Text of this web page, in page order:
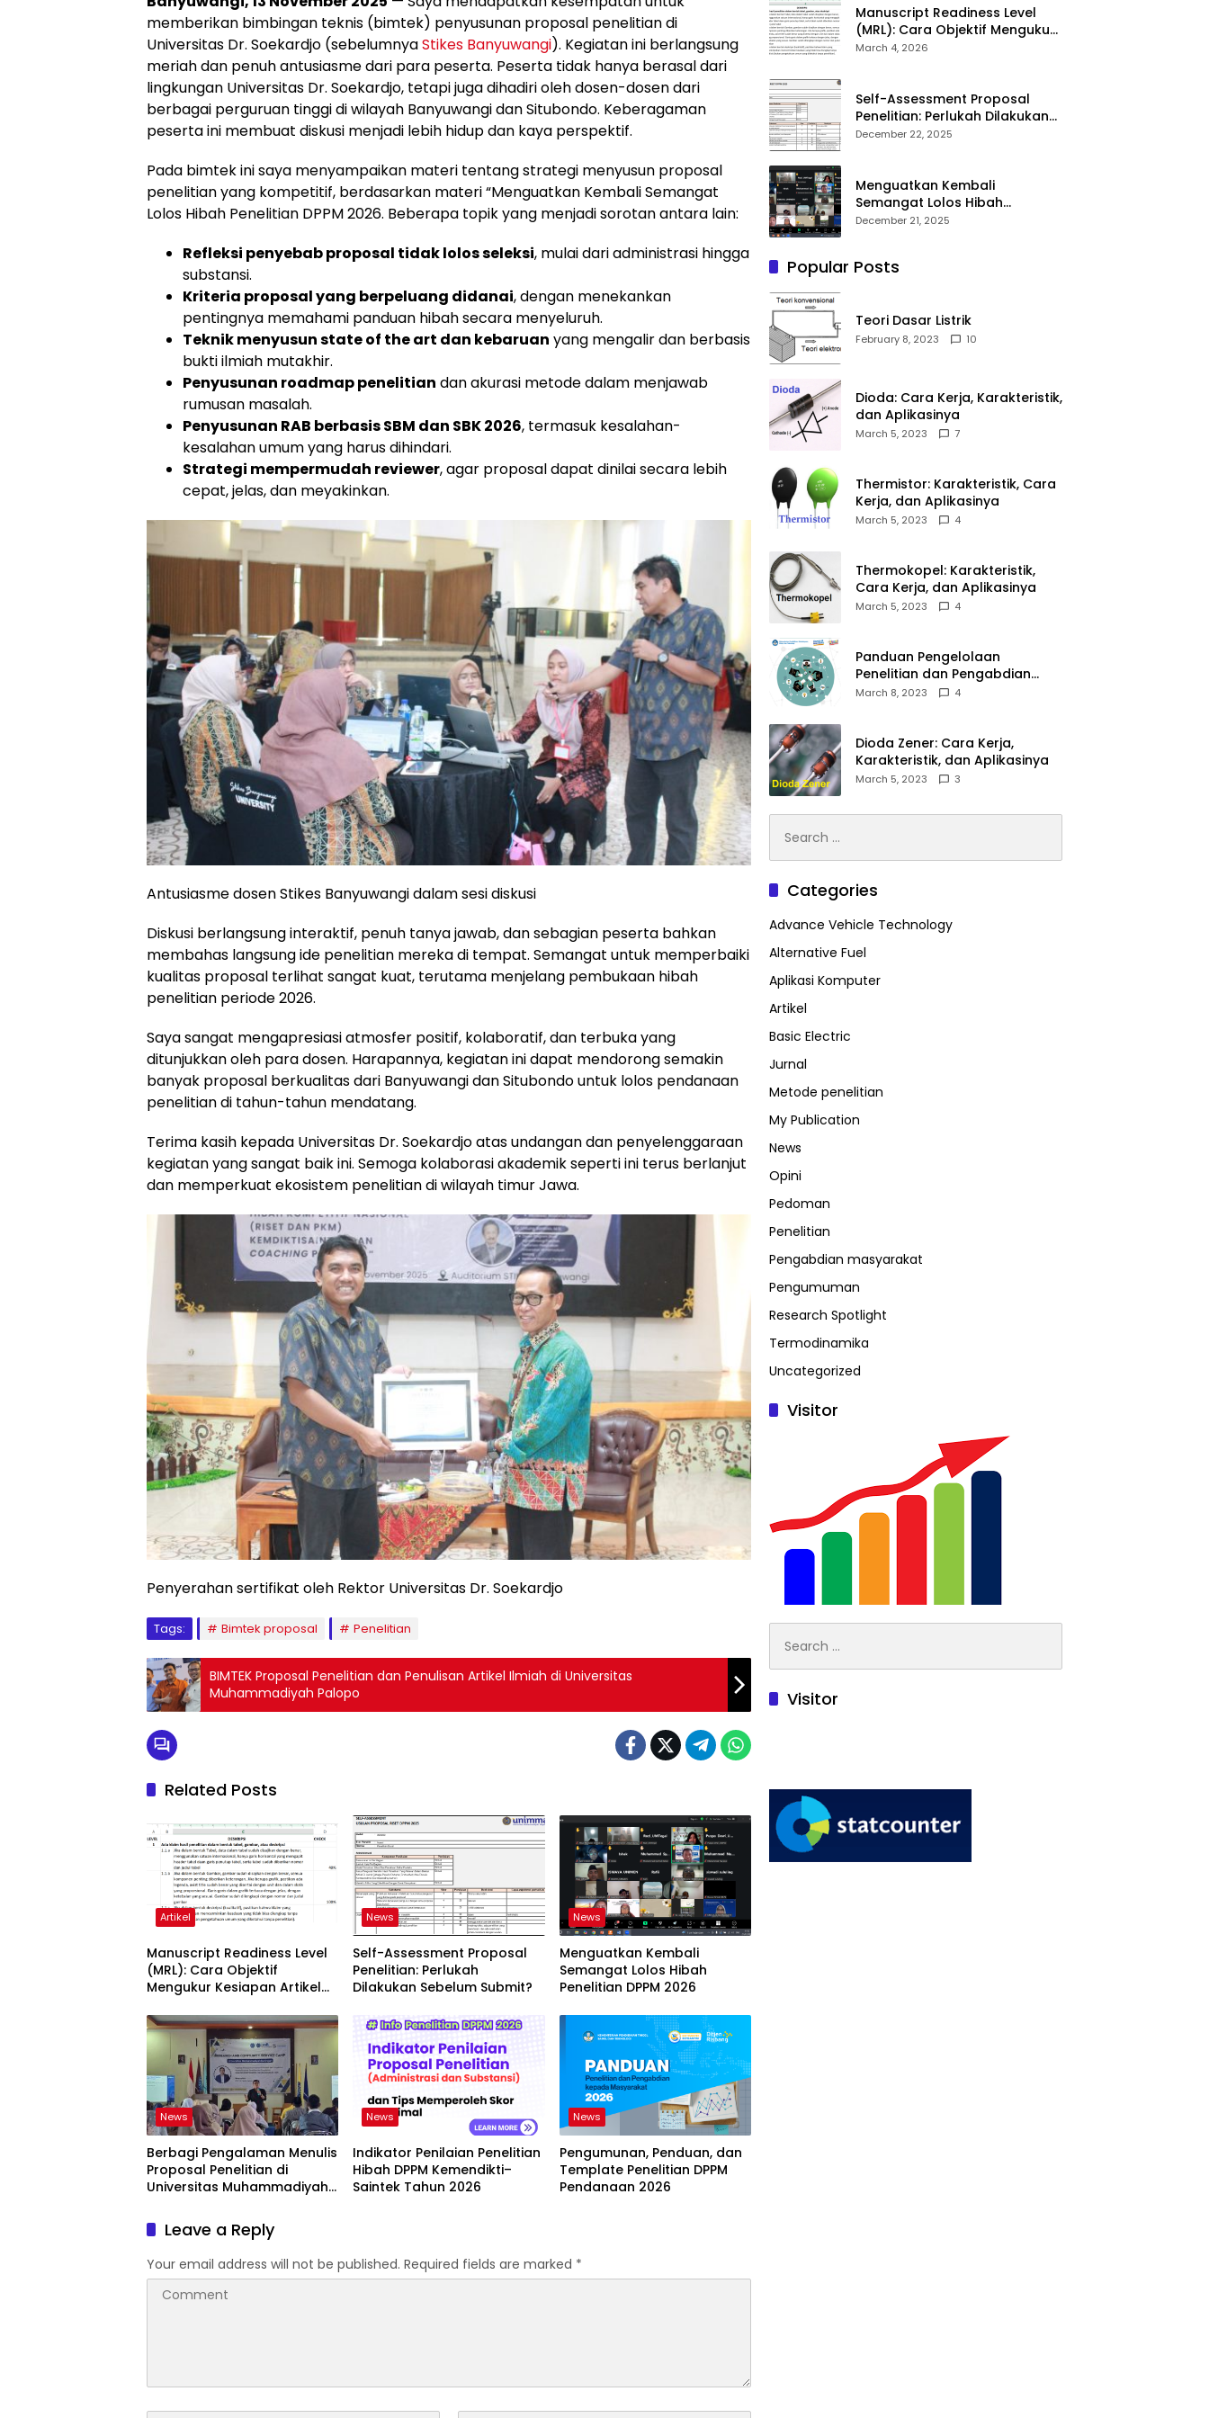
memberikan bimbingan teknis (bimtek) penyusunan proposal penelitian di
Universitas Dr. Soekardjo (sebelumnyaStikes Banyuwangi). Kegiatan ini berlangsung
meriah dan penuh antusiasme dari para peserta. Peserta tidak hanya berasal dari
lingkungan Universitas Dr. Soekardjo, tetapi juga dihadiri oleh dosen-dosen dari
berbagai perguruan tinggi di wilayah Banyuwangi dan Situbondo. Keberagaman
peserta ini membuat diskusi menjadi lebih hidup dan kaya perspektif.
Pada bimtek ini saya menyampaikan materi tentang strategi menyusun proposal
penelitian yang kompetitif, berdasarkan materi “Menguatkan Kembali Semangat
Lolos Hibah Penelitian DPPM 2026. Beberapa topik yang menjadi sorotan antara lain:
Refleksi penyebab proposal tidak lolos seleksi, mulai dari administrasi hingga
substansi.
Kriteria proposal yang berpeluang didanai, dengan menekankan
pentingnya memahami panduan hibah secara menyeluruh.
Teknik menyusun state of the art dan kebaruan yang mengalir dan berbasis
bukti ilmiah mutakhir.
Penyusunan roadmap penelitian dan akurasi metode dalam menjawab
rumusan masalah.
Penyusunan RAB berbasis SBM dan SBK 2026, termasuk kesalahan-
kesalahan umum yang harus dihindari.
Strategi mempermudah reviewer, agar proposal dapat dinilai secara lebih
cepat, jelas, dan meyakinkan.
Antusiasme dosen Stikes Banyuwangi dalam sesi diskusi
Diskusi berlangsung interaktif, penuh tanya jawab, dan sebagian peserta bahkan
membahas langsung ide penelitian mereka di tempat. Semangat untuk memperbaiki
kualitas proposal terlihat sangat kuat, terutama menjelang pembukaan hibah
penelitian periode 2026.
Saya sangat mengapresiasi atmosfer positif, kolaboratif, dan terbuka yang
ditunjukkan oleh para dosen. Harapannya, kegiatan ini dapat mendorong semakin
banyak proposal berkualitas dari Banyuwangi dan Situbondo untuk lolos pendanaan
penelitian di tahun-tahun mendatang.
Terima kasih kepada Universitas Dr. Soekardjo atas undangan dan penyelenggaraan
kegiatan yang sangat baik ini. Semoga kolaborasi akademik seperti ini terus berlanjut
dan memperkuat ekosistem penelitian di wilayah timur Jawa.
Penyerahan sertifikat oleh Rektor Universitas Dr. Soekardjo
Tags: Bimtek proposal Penelitian
BIMTEK Proposal Penelitian dan Penulisan Artikel Ilmiah di Universitas
Muhammadiyah Palopo
Related Posts
Artikel
Manuscript Readiness Level
(MRL): Cara Objektif
Mengukur Kesiapan Artikel
News
Self-Assessment Proposal
Penelitian: Perlukah
Dilakukan Sebelum Submit?
News
Menguatkan Kembali
Semangat Lolos Hibah
Penelitian DPPM 2026
News
Berbagi Pengalaman Menulis
Proposal Penelitian di
Universitas Muhammadiyah
News
Indikator Penilaian Penelitian
Hibah DPPM Kemendikti–
Saintek Tahun 2026
News
Pengumunan, Penduan, dan
Template Penelitian DPPM
Pendanaan 2026
Leave a Reply
Your email address will not be published. Required fields are marked *
Manuscript Readiness Level
(MRL): Cara Objektif Mengukur
Kesiapan Artikel Ilmiah Anda
March 4, 2026
Self-Assessment Proposal
Penelitian: Perlukah Dilakukan
Sebelum Submit?
December 22, 2025
Menguatkan Kembali
Semangat Lolos Hibah
Penelitian DPPM 2026
December 21, 2025
Popular Posts
Teori Dasar Listrik
February 8, 2023 10
Dioda: Cara Kerja, Karakteristik,
dan Aplikasinya
March 5, 2023 7
Thermistor: Karakteristik, Cara
Kerja, dan Aplikasinya
March 5, 2023 4
Thermokopel: Karakteristik,
Cara Kerja, dan Aplikasinya
March 5, 2023 4
Panduan Pengelolaan
Penelitian dan Pengabdian
Kepada Masyarakat Tahun
March 8, 2023 4
Dioda Zener: Cara Kerja,
Karakteristik, dan Aplikasinya
March 5, 2023 3
for:
Categories
Advance Vehicle Technology
Alternative Fuel
Aplikasi Komputer
Artikel
Basic Electric
Jurnal
Metode penelitian
My Publication
News
Opini
Pedoman
Penelitian
Pengabdian masyarakat
Pengumuman
Research Spotlight
Termodinamika
Uncategorized
Visitor
for:
Visitor